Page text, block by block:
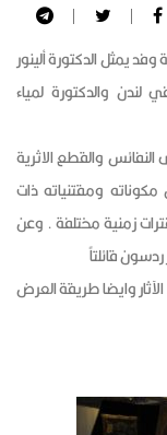
يمثل الدكتورة ألينور
لندن والدكتورة لمياء
والقطع الاثرية
ومقتنياته ذات
زمنية مختلفة . وعن
قائلتاً
وايضا طريقة العرض